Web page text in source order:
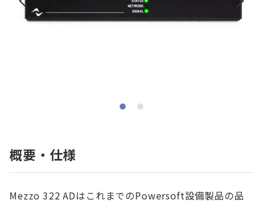
概要・仕様
Mezzo 322 ADはこれまでのPowersoft設備製品の品